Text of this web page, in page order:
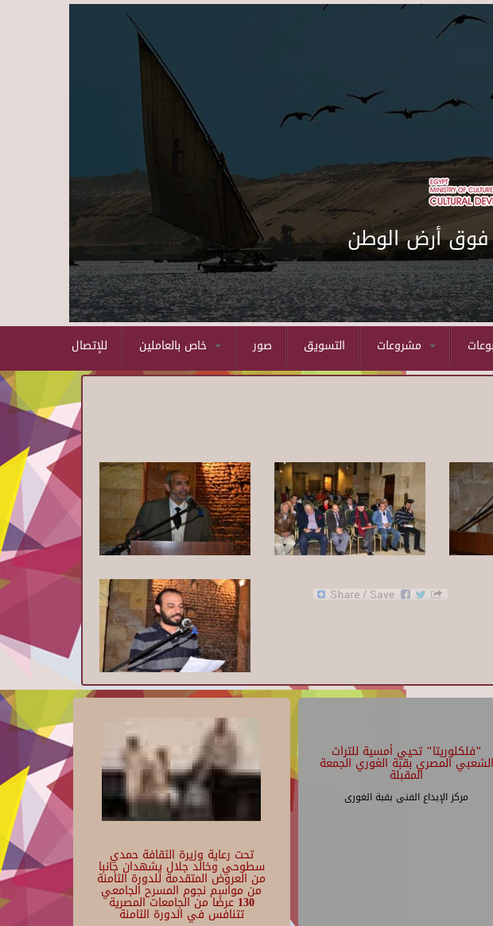
Skip to main content
فوق أرض الوطن
للإتصال صور التسويق
تحت رعاية وزيرة الثقافة حمدي
سطوحي وخالد جلال يشهدان جانبا
من العروض المتقدمة للدورة الثامنة
من مواسم نجوم المسرح الجامعي
130 عرضًا من الجامعات المصرية
تتنافس في الدورة الثامنة
"فلكلوريتا" تحيي أمسية للتراث
الشعبي المصري بقبة الغوري الجمعة
المقبلة
مركز الإبداع الفنى بقبة الغورى